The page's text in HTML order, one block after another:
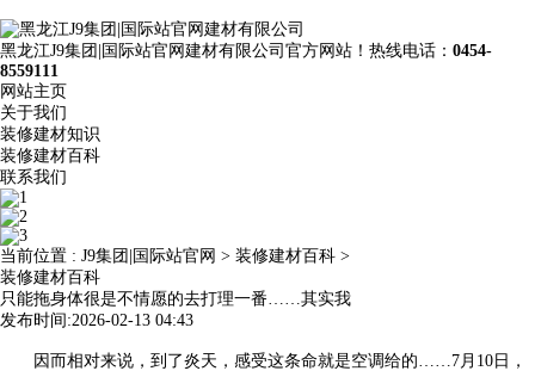
黑龙江J9集团|国际站官网建材有限公司官方网站！热线电话： 0454-
8559111
网站主页
关于我们
装修建材知识
装修建材百科
联系我们
当前位置 : J9集团|国际站官网 > 装修建材百科 >
装修建材百科
只能拖身体很是不情愿的去打理一番……其实我
发布时间:2026-02-13 04:43
因而相对来说，到了炎天，感受这条命就是空调给的……7月10日，